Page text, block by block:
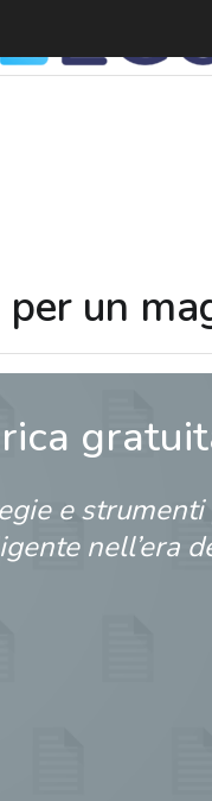
un
e
nell’era